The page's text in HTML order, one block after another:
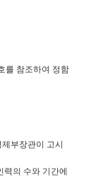
를 참조하여 정함
부장관이 고시
력의 수와 기간에